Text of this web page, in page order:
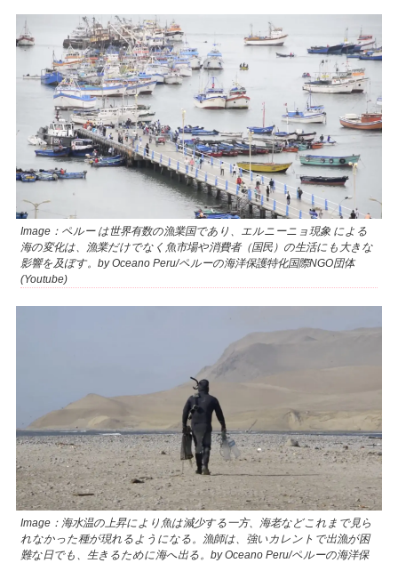
Image：ペルー は世界有数の漁業国であり、エルニーニョ現象 による
海の変化は、漁業だけでなく魚市場や消費者（国民）の生活にも大きな
影響を及ぼす。by Oceano Peru/ペルーの海洋保護特化国際NGO団体
(Youtube)
Image：海水温の上昇により魚は減少する一方、海老などこれまで見ら
れなかった種が現れるようになる。漁師は、強いカレントで出漁が困
難な日でも、生きるために海へ出る。by Oceano Peru/ペルーの海洋保